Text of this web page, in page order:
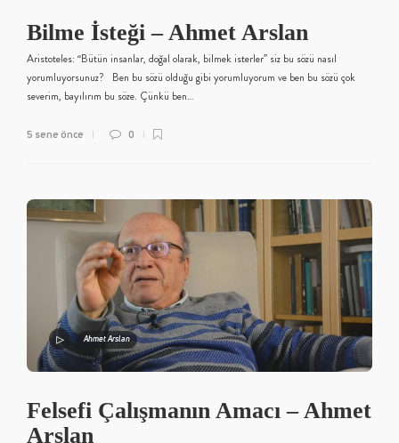
Bilme İsteği – Ahmet Arslan
Aristoteles: “Bütün insanlar, doğal olarak, bilmek isterler” siz bu sözü nasıl
yorumluyorsunuz? Ben bu sözü olduğu gibi yorumluyorum ve ben bu sözü çok
severim, bayılırım bu söze. Çünkü ben…
5 sene önce 0
Ahmet Arslan
Felsefi Çalışmanın Amacı – Ahmet
Arslan